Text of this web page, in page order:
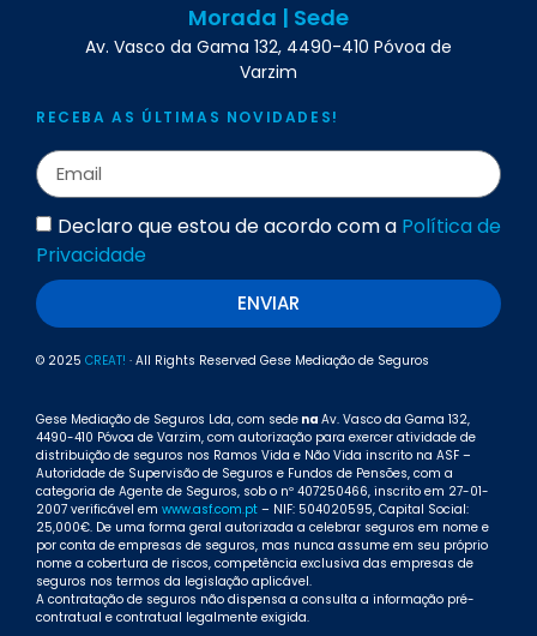
Morada | Sede
Av. Vasco da Gama 132, 4490-410 Póvoa de
Varzim
RECEBA AS ÚLTIMAS NOVIDADES!
Declaro que estou de acordo com a Política de
Privacidade
ENVIAR
© 2025 CREAT! · All Rights Reserved Gese Mediação de Seguros
Gese Mediação de Seguros Lda, com sede na Av. Vasco da Gama 132,
4490-410 Póvoa de Varzim, com autorização para exercer atividade de
distribuição de seguros nos Ramos Vida e Não Vida inscrito na ASF –
Autoridade de Supervisão de Seguros e Fundos de Pensões, com a
categoria de Agente de Seguros, sob o nº 407250466, inscrito em 27-01-
2007 verificável em www.asf.com.pt – NIF: 504020595, Capital Social:
25,000€. De uma forma geral autorizada a celebrar seguros em nome e
por conta de empresas de seguros, mas nunca assume em seu próprio
nome a cobertura de riscos, competência exclusiva das empresas de
seguros nos termos da legislação aplicável.
A contratação de seguros não dispensa a consulta a informação pré-
contratual e contratual legalmente exigida.